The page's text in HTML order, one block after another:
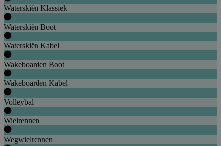
Waterskiën Klassiek
Waterskiën Boot
Waterskiën Kabel
Wakeboarden Boot
Wakeboarden Kabel
Volleybal
Wielrennen
Wegwielrennen